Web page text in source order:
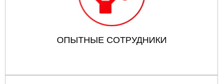
ОПЫТНЫЕ СОТРУДНИКИ